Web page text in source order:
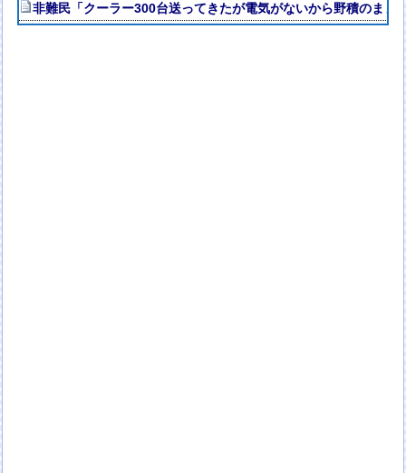
非難民「クーラー300台送ってきたが電気がないから野積のまま